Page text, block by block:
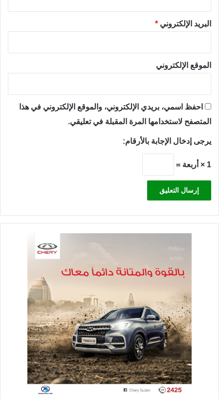
البريد الإلكتروني *
الموقع الإلكتروني
احفظ اسمي، بريدي الإلكتروني، والموقع الإلكتروني في هذا
المتصفح لاستخدامها المرة المقبلة في تعليقي.
يرجى إدخال الإجابة بالأرقام:
1 × أربعة =